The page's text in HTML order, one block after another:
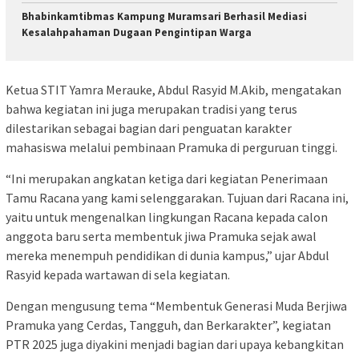
Bhabinkamtibmas Kampung Muramsari Berhasil Mediasi
Kesalahpahaman Dugaan Pengintipan Warga
Ketua STIT Yamra Merauke, Abdul Rasyid M.Akib, mengatakan
bahwa kegiatan ini juga merupakan tradisi yang terus
dilestarikan sebagai bagian dari penguatan karakter
mahasiswa melalui pembinaan Pramuka di perguruan tinggi.
“Ini merupakan angkatan ketiga dari kegiatan Penerimaan
Tamu Racana yang kami selenggarakan. Tujuan dari Racana ini,
yaitu untuk mengenalkan lingkungan Racana kepada calon
anggota baru serta membentuk jiwa Pramuka sejak awal
mereka menempuh pendidikan di dunia kampus,” ujar Abdul
Rasyid kepada wartawan di sela kegiatan.
Dengan mengusung tema “Membentuk Generasi Muda Berjiwa
Pramuka yang Cerdas, Tangguh, dan Berkarakter”, kegiatan
PTR 2025 juga diyakini menjadi bagian dari upaya kebangkitan